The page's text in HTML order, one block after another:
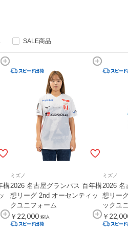
SALE商品
構
ミズノ
2026 名古屋グランパス 百年構
想リーグ 2nd オーセンティッ
クユニフォーム
￥22,000 税込
ミズノ
2026 名
想リー
ックユ
￥